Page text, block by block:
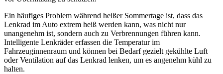
Ein häufiges Problem während heißer Sommertage ist, dass das
Lenkrad im Auto extrem heiß werden kann, was nicht nur
unangenehm ist, sondern auch zu Verbrennungen führen kann.
Intelligente Lenkräder erfassen die Temperatur im
Fahrzeuginnenraum und können bei Bedarf gezielt gekühlte Luft
oder Ventilation auf das Lenkrad lenken, um es angenehm kühl zu
halten.